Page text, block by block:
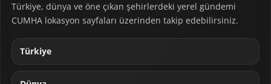
Türkiye, dünya ve öne çıkan şehirlerdeki yerel gündemi
CUMHA lokasyon sayfaları üzerinden takip edebilirsiniz.
Türkiye